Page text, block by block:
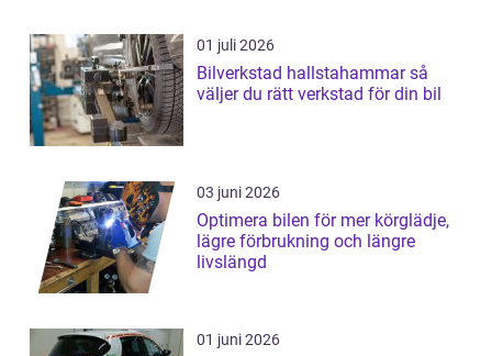
01 juli 2026
Bilverkstad hallstahammar så
väljer du rätt verkstad för din bil
03 juni 2026
Optimera bilen för mer körglädje,
lägre förbrukning och längre
livslängd
01 juni 2026